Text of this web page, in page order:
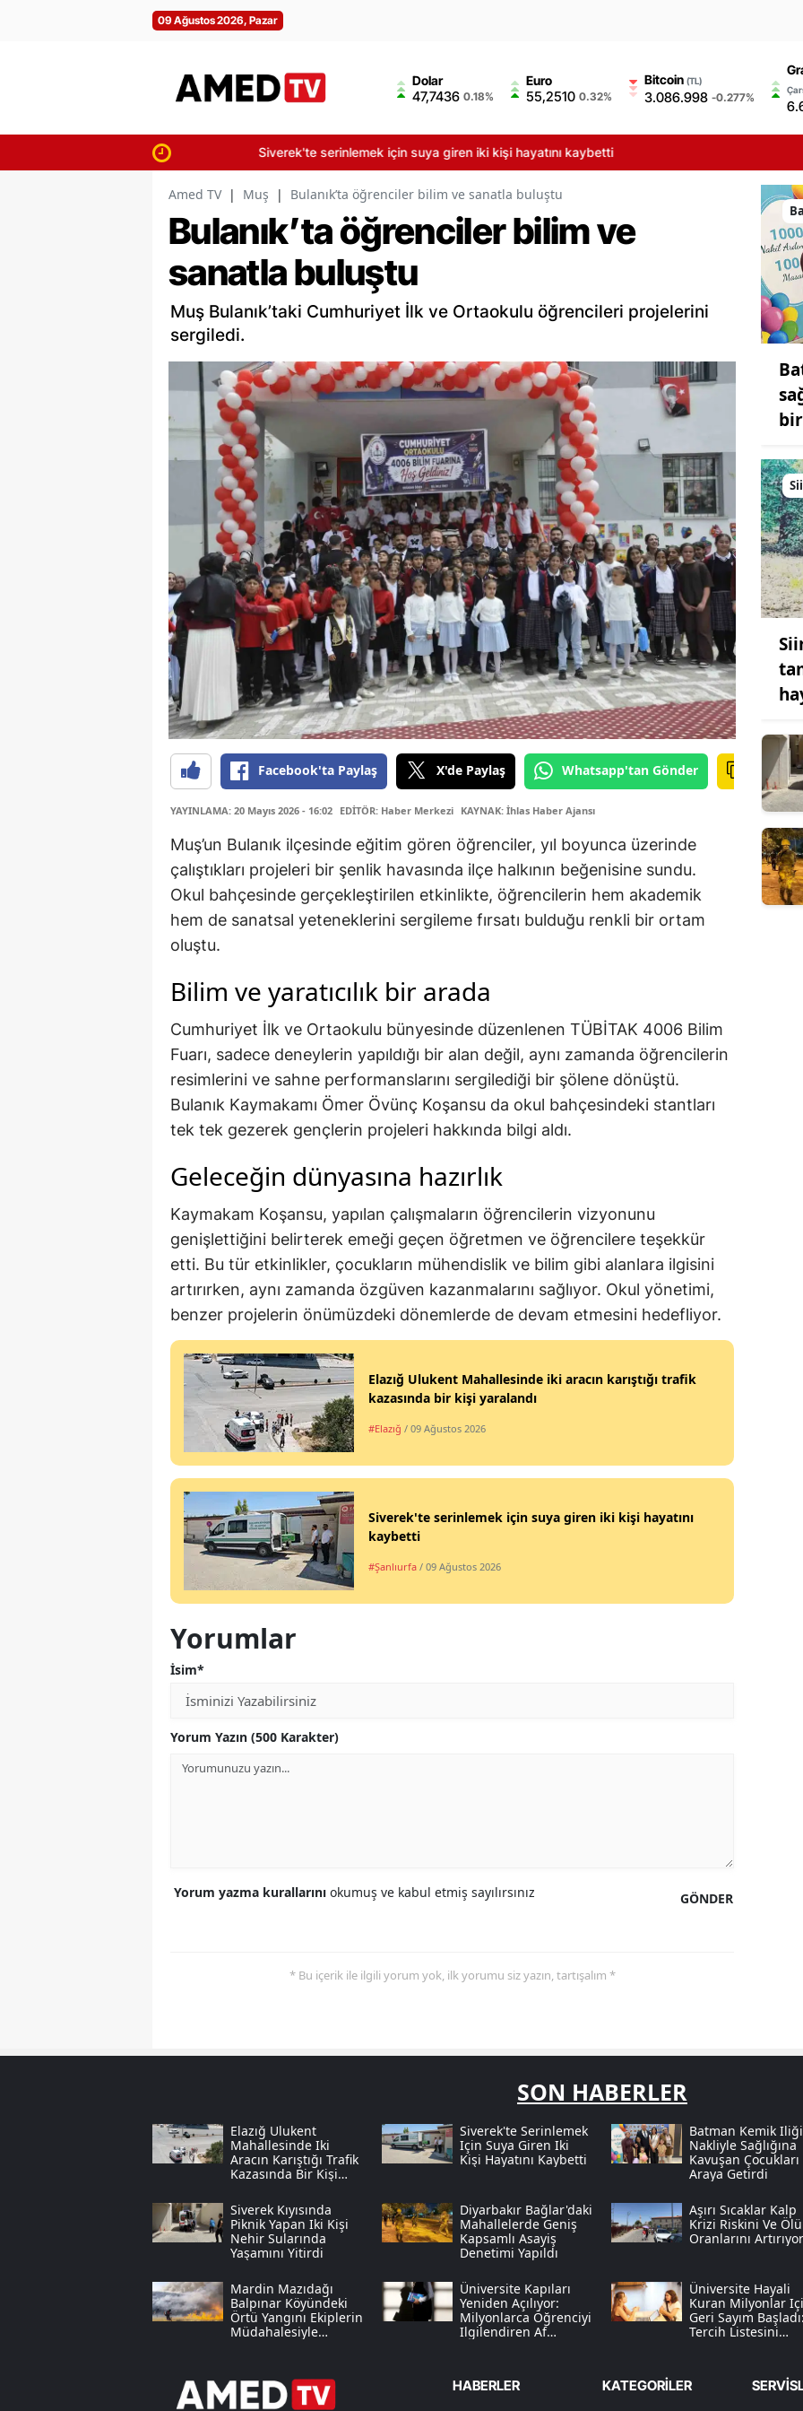
09 Ağustos 2026, Pazar
Dolar
47,7436 0.18%
Euro
55,2510 0.32%
Bitcoin(TL)
3.086.998 -0.277%
Siverek'te serinlemek için suya giren iki kişi hayatını kaybetti
Amed TV | Muş | Bulanık’ta öğrenciler bilim ve sanatla buluştu
Bulanık’ta öğrenciler bilim ve
sanatla buluştu
Muş Bulanık’taki Cumhuriyet İlk ve Ortaokulu öğrencileri projelerini
sergiledi.
Facebook'ta Paylaş X'de Paylaş Whatsapp'tan Gönder
YAYINLAMA: 20 Mayıs 2026 - 16:02 EDİTÖR: Haber Merkezi KAYNAK: İhlas Haber Ajansı
Muş’un Bulanık ilçesinde eğitim gören öğrenciler, yıl boyunca üzerinde
çalıştıkları projeleri bir şenlik havasında ilçe halkının beğenisine sundu.
Okul bahçesinde gerçekleştirilen etkinlikte, öğrencilerin hem akademik
hem de sanatsal yeteneklerini sergileme fırsatı bulduğu renkli bir ortam
oluştu.
Bilim ve yaratıcılık bir arada
Cumhuriyet İlk ve Ortaokulu bünyesinde düzenlenen TÜBİTAK 4006 Bilim
Fuarı, sadece deneylerin yapıldığı bir alan değil, aynı zamanda öğrencilerin
resimlerini ve sahne performanslarını sergilediği bir şölene dönüştü.
Bulanık Kaymakamı Ömer Övünç Koşansu da okul bahçesindeki stantları
tek tek gezerek gençlerin projeleri hakkında bilgi aldı.
Geleceğin dünyasına hazırlık
Kaymakam Koşansu, yapılan çalışmaların öğrencilerin vizyonunu
genişlettiğini belirterek emeği geçen öğretmen ve öğrencilere teşekkür
etti. Bu tür etkinlikler, çocukların mühendislik ve bilim gibi alanlara ilgisini
artırırken, aynı zamanda özgüven kazanmalarını sağlıyor. Okul yönetimi,
benzer projelerin önümüzdeki dönemlerde de devam etmesini hedefliyor.
Elazığ Ulukent Mahallesinde iki aracın karıştığı trafik
kazasında bir kişi yaralandı
#Elazığ / 09 Ağustos 2026
Siverek'te serinlemek için suya giren iki kişi hayatını
kaybetti
#Şanlıurfa / 09 Ağustos 2026
Yorumlar
İsim*
Yorum Yazın (500 Karakter)
GÖNDER
Yorum yazma kurallarını okumuş ve kabul etmiş sayılırsınız
* Bu içerik ile ilgili yorum yok, ilk yorumu siz yazın, tartışalım *
SON HABERLER
Elazığ Ulukent
Mahallesinde Iki
Aracın Karıştığı Trafik
Kazasında Bir Kişi
Siverek'te Serinlemek
Için Suya Giren Iki
Kişi Hayatını Kaybetti
Batman Kemik Iliği
Nakliyle Sağlığına
Kavuşan
Araya Getirdi
Siverek Kıyısında
Piknik Yapan Iki Kişi
Nehir Sularında
Yaşamını Yitirdi
Diyarbakır Bağlar'daki
Mahallelerde Geniş
Kapsamlı Asayiş
Denetimi Yapıldı
Aşırı Sıcaklar Kalp
Krizi Riskini Ve
Oranlarını Artırıyor
Mardin Mazıdağı
Balpınar Köyündeki
Örtü Yangını Ekiplerin
Müdahalesiyle
Üniversite Kapıları
Yeniden Açılıyor:
Milyonlarca Öğrenciyi
Ilgilendiren Af
Üniversite Hayali
Kuran Milyonlar
Geri Sayım Başladı:
Tercih Listesini
HABERLER KATEGORİLER